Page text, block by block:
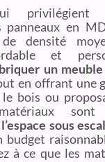
privilégient
panneaux en
densité
et
un
en offrant une
bois ou
sous
budget
à ce que les